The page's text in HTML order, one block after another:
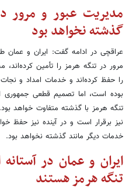
مدیریت عبور و مرور
گذشته نخواهد بود
عراقچی در ادامه گفت: ایران و عمان
مرور در تنگه هرمز را تأمین
را حفظ کرده‌اند و خدمات امداد و نجات
بوده است، اما تصمیم قطعی جمهوری
تنگه هرمز با گذشته متفاوت خواهد
نیز برقرار است و در آینده نیز حفظ
خدمات دیگر مانند گذشته نخواهد بود.
ایران و عمان در آستانه
تنگه هرمز هستند